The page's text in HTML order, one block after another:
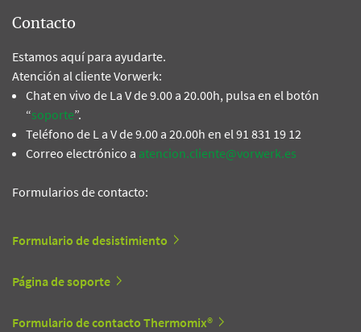
Contacto
Estamos aquí para ayudarte.
Atención al cliente Vorwerk:
Chat en vivo de La V de 9.00 a 20.00h, pulsa en el botón
“soporte”.
Teléfono de L a V de 9.00 a 20.00h en el 91 831 19 12
Correo electrónico a atencion.cliente@vorwerk.es
Formularios de contacto:
Formulario de desistimiento
Página de soporte
Formulario de contacto Thermomix®